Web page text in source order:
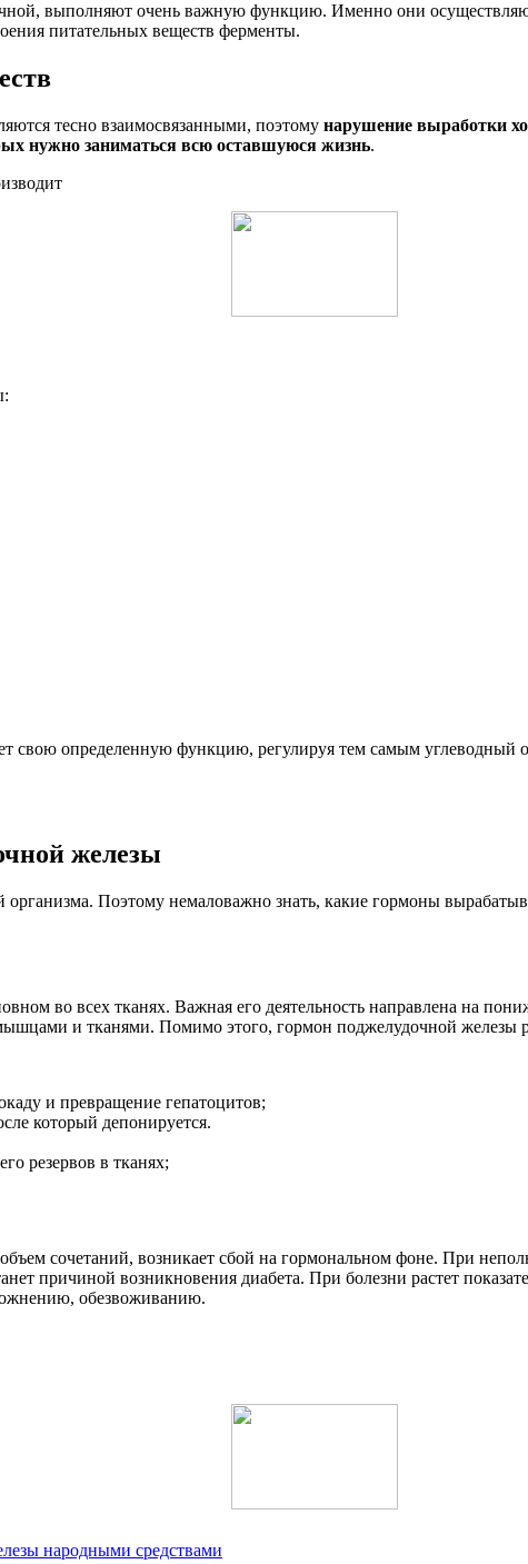
выполняют очень важную функцию. Именно они осуществляют
питательных веществ ферменты.
тесно взаимосвязанными, поэтому нарушение выработки
нужно заниматься всю оставшуюся жизнь.
определенную функцию, регулируя тем самым углеводный
железы
Поэтому немаловажно знать, какие гормоны
во всех тканях. Важная его деятельность направлена на
и тканями. Помимо этого, гормон поджелудочной железы
и превращение гепатоцитов;
который депонируется.
резервов в тканях;
сочетаний, возникает сбой на гормональном фоне. При
причиной возникновения диабета. При болезни растет
обезвоживанию.
народными средствами